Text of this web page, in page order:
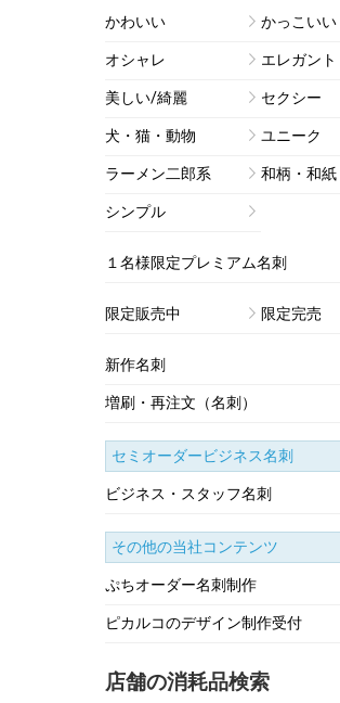
かわいい
オシャレ
美しい/綺麗
犬・猫・動物
ラーメン二郎系
シンプル
かっこいい
エレガント
セクシー
ユニーク
和柄・和紙
１名様限定プレミアム名刺
限定販売中 限定完売
新作名刺
増刷・再注文（名刺）
セミオーダービジネス名刺
ビジネス・スタッフ名刺
その他の当社コンテンツ
ぷちオーダー名刺制作
ピカルコのデザイン制作受付
店舗の消耗品検索